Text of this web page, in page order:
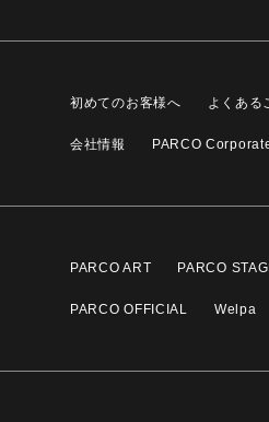
初めてのお客様へ よくある
会社情報 PARCO
PARCO ART PARCO
PARCO OFFICIAL Welpa